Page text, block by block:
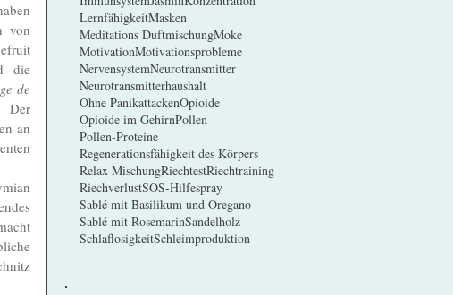
von
die
de
an
LernfähigkeitMasken
Meditations DuftmischungMoke
MotivationMotivationsprobleme
NervensystemNeurotransmitter
Neurotransmitterhaushalt
Ohne PanikattackenOpioide
Opioide im GehirnPollen
Pollen-Proteine
Regenerationsfähigkeit des Körpers
Relax MischungRiechtestRiechtraining
RiechverlustSOS-Hilfespray
Sablé mit Basilikum und Oregano
Sablé mit RosemarinSandelholz
SchlaflosigkeitSchleimproduktion